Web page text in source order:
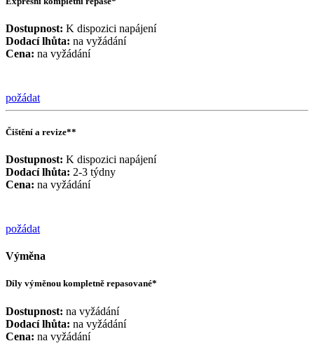
Dostupnost: K dispozici napájení
Dodací lhůta: na vyžádání
Cena: na vyžádání
požádat
Čištění a revize**
Dostupnost: K dispozici napájení
Dodací lhůta: 2-3 týdny
Cena: na vyžádání
požádat
Výměna
Díly výměnou kompletně repasované*
Dostupnost: na vyžádání
Dodací lhůta: na vyžádání
Cena: na vyžádání